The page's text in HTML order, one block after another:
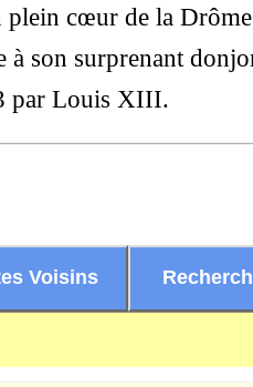
plein cœur de la
à son surprenant
par Louis XIII.
Voisins